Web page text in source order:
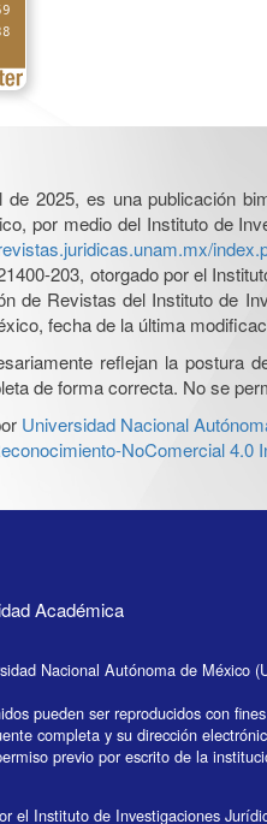
2025, es una publicación
por medio del Instituto de
203, otorgado por el
de Revistas del Instituto de
fecha de la última
reflejan la
de forma correcta. No se
Universidad Nacional
NoComercial 4.0
Académica
Nacional Autónoma de México
pueden ser reproducidos con
completa y su dirección
previo por escrito de la
el Instituto de Investigaciones